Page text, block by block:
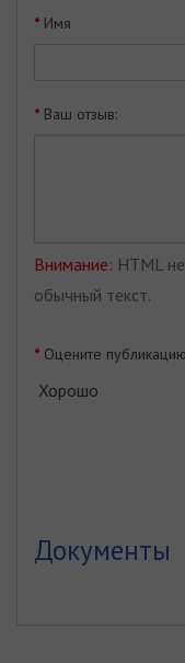
Имя
Ваш отзыв:
Внимание: HTML
обычный текст.
Оцените
Хорошо
Документы